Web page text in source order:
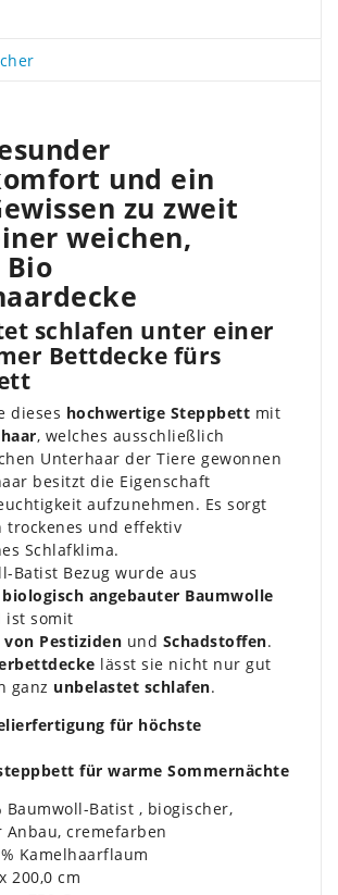
und ein
zu zweit
weichen,
schlafen unter einer
Bettdecke fürs
dieses hochwertige Steppbett mit
, welches ausschließlich
Unterhaar der Tiere gewonnen
besitzt die Eigenschaft
aufzunehmen. Es sorgt
und effektiv
Schlafklima.
Batist Bezug wurde aus
angebauter Baumwolle
ist somit
Pestiziden und Schadstoffen.
lässt sie nicht nur gut
ganz unbelastet schlafen.
für höchste
für warme Sommernächte
Baumwoll-Batist , biogischer,
cremefarben
Kamelhaarflaum
200,0 cm